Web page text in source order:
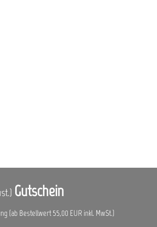
Gutschein
(ab Bestellwert 55,00 EUR inkl. MwSt.)